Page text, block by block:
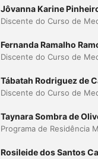
Jôvanna Karine
Discente do Curso de
Fernanda Ramalho
Discente do Curso de
Tábatah Rodriguez de
Discente do Curso de
Taynara Sombra de
Programa de Residência
Rosileide dos Santos